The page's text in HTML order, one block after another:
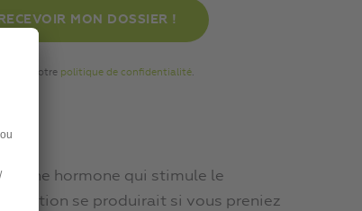
notre politique de confidentialité.
d’une hormone qui stimule le
réaction se produirait si vous preniez